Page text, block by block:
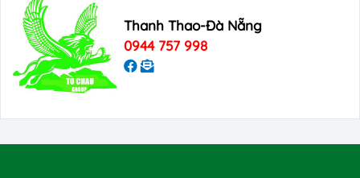
Thanh Thao-Đà Nẵng
0944 757 998